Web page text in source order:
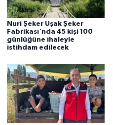
Nuri Şeker Uşak Şeker
Fabrikası'nda 45 kişi 100
günlüğüne ihaleyle
istihdam edilecek